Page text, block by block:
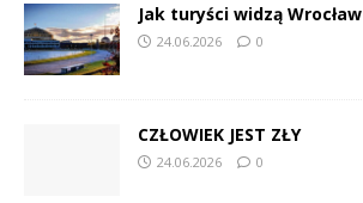
Jak turyści widzą Wrocław
24.06.2026 0
CZŁOWIEK JEST ZŁY
24.06.2026 0